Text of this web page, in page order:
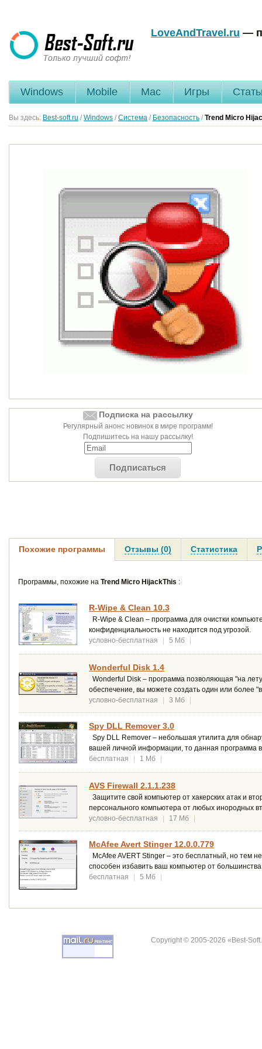
LoveAndTravel.ru —
Windows Mobile Mac Игры
Вы здесь: Best-soft.ru / Windows / Система / Безопасность / Trend Micro
Подписка на рассылку
Регулярный анонс новинок в мире программ!
Подпишитесь на нашу рассылку!
Подписаться
Похожие программы Отзывы (0) Статистика
Программы, похожие на Trend Micro HijackThis :
R-Wipe & Clean 10.3
R-Wipe & Clean – программа для очистки
конфиденциальность не находится под угрозой.
условно-бесплатная
| 5 Мб |
Wonderful Disk 1.4
Wonderful Disk – программа позволяющая "на
обеспечение, вы можете создать один или более
условно-бесплатная
| 3 Мб |
Spy DLL Remover 3.0
Spy DLL Remover – небольшая утилита для
вашей личной информации, то данная программа
бесплатная
| 1 Мб |
AVS Firewall 2.1.1.238
Защитите свой компьютер от хакерских атак и
персонального компьютера от любых инородных
условно-бесплатная
| 17 Мб |
McAfee Avert Stinger 12.0.0.779
McAfee AVERT Stinger – это бесплатный, но тем
способен избавить ваш компьютер от
бесплатная
| 5 Мб |
Copyright © 2005-2026 «Best-